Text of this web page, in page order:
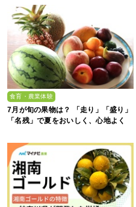
食育・農業体験
7月が旬の果物は？ 「走り」「盛り」
「名残」で夏をおいしく、心地よく